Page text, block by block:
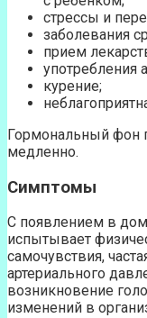
стрессы и
заболевания
прием
употребления
курение;
Гормональный фон
медленно.
Симптомы
С появлением в
испытывает
самочувствия,
артериального
возникновение
изменений в